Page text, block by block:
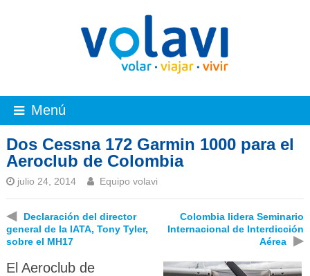
Menú
Dos Cessna 172 Garmin 1000 para el
Aeroclub de Colombia
julio 24, 2014 Equipo volavi
◀
Declaración del director
general de la IATA, Tony Tyler,
sobre el MH17
Colombia lidera Seminario
Internacional de Interdicción
Aérea
▶
El Aeroclub de